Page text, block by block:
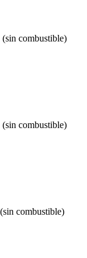
(sin combustible)
(sin combustible)
combustible)